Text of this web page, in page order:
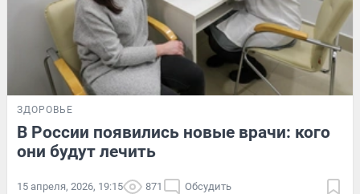
ЗДОРОВЬЕ
В России появились новые врачи: кого
они будут лечить
15 апреля, 2026, 19:15 871 Обсудить